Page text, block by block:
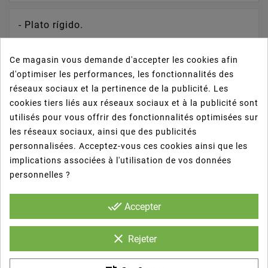
- Plato rígido.
- Aptos para su uso en microondas.
- Biodegradable y compostable.
- Elaborado con un 96% fibra natural (como
caña de azucar), un 2,3% agua y mezcla
biodegradable.
Ce magasin vous demande d'accepter les cookies afin
d'optimiser les performances, les fonctionnalités des
réseaux sociaux et la pertinence de la publicité. Les
cookies tiers liés aux réseaux sociaux et à la publicité sont
utilisés pour vous offrir des fonctionnalités optimisées sur
les réseaux sociaux, ainsi que des publicités
personnalisées. Acceptez-vous ces cookies ainsi que les
implications associées à l'utilisation de vos données
personnelles ?
done_all Accepter
clear Rejeter